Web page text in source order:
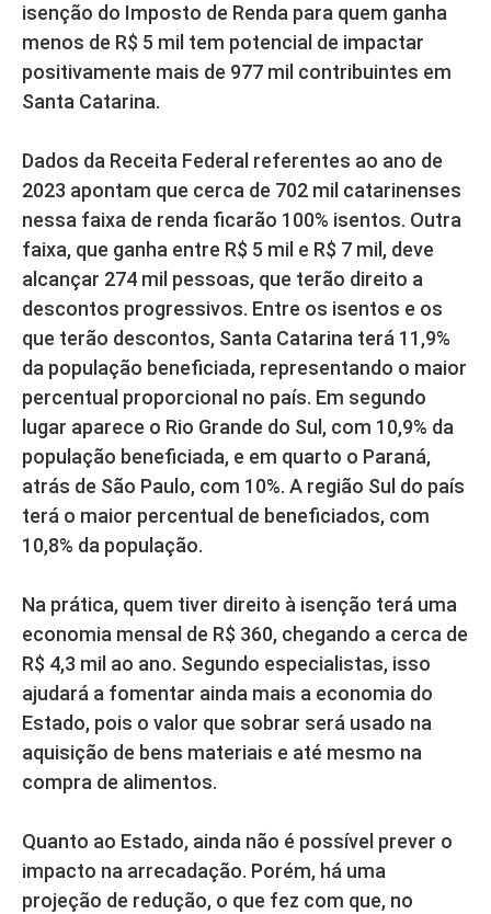
isenção do Imposto de Renda para quem ganha
menos de R$ 5 mil tem potencial de impactar
positivamente mais de 977 mil contribuintes em
Santa Catarina.
Dados da Receita Federal referentes ao ano de
2023 apontam que cerca de 702 mil catarinenses
nessa faixa de renda ficarão 100% isentos. Outra
faixa, que ganha entre R$ 5 mil e R$ 7 mil, deve
alcançar 274 mil pessoas, que terão direito a
descontos progressivos. Entre os isentos e os
que terão descontos, Santa Catarina terá 11,9%
da população beneficiada, representando o maior
percentual proporcional no país. Em segundo
lugar aparece o Rio Grande do Sul, com 10,9% da
população beneficiada, e em quarto o Paraná,
atrás de São Paulo, com 10%. A região Sul do país
terá o maior percentual de beneficiados, com
10,8% da população.
Na prática, quem tiver direito à isenção terá uma
economia mensal de R$ 360, chegando a cerca de
R$ 4,3 mil ao ano. Segundo especialistas, isso
ajudará a fomentar ainda mais a economia do
Estado, pois o valor que sobrar será usado na
aquisição de bens materiais e até mesmo na
compra de alimentos.
Quanto ao Estado, ainda não é possível prever o
impacto na arrecadação. Porém, há uma
projeção de redução, o que fez com que, no